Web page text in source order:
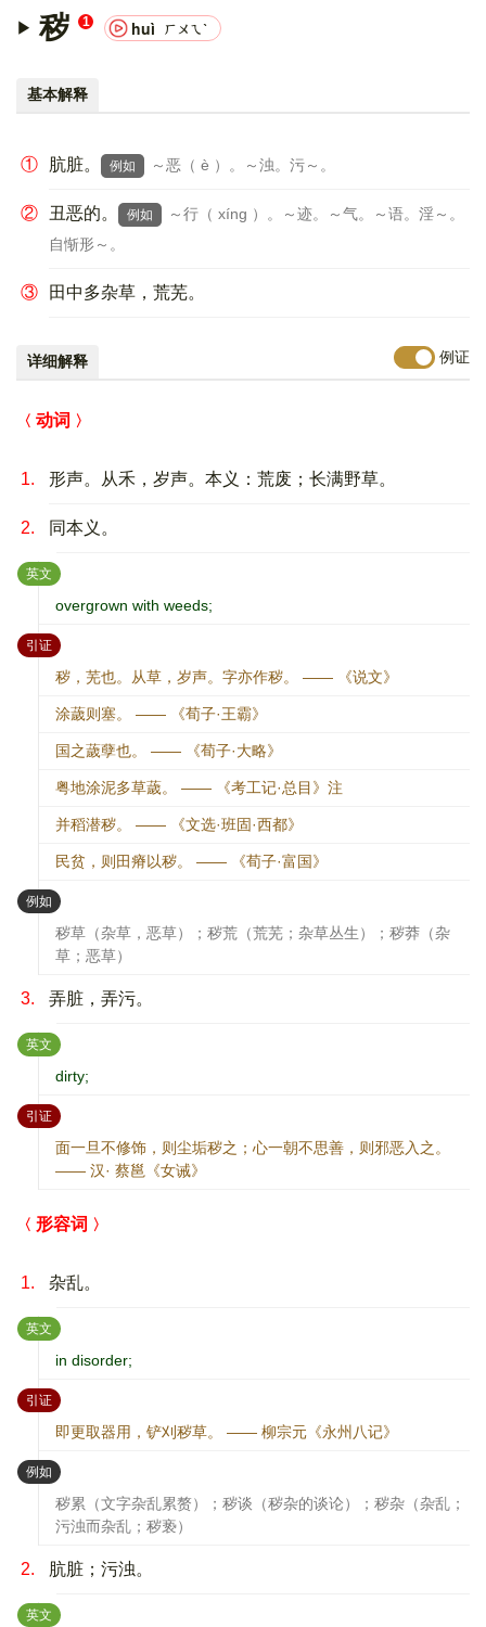
秽 1 huì ㄏㄨㄟˋ
基本解释
① 肮脏。 例如 ～恶（ è ）。～浊。污～。
② 丑恶的。 例如
～行（ xíng ）。～迹。～气。～语。淫～。
自惭形～。
③ 田中多杂草，荒芜。
详细解释 例证
动词
1. 形声。从禾，岁声。本义：荒废；长满野草。
2. 同本义。
英文 ：
overgrown with weeds;
引证：
秽，芜也。从草，岁声。字亦作秽。 —— 《说文》
涂薉则塞。 —— 《荀子·王霸》
国之薉孽也。 —— 《荀子·大略》
粤地涂泥多草薉。 —— 《考工记·总目》注
并稻潜秽。 —— 《文选·班固·西都》
民贫，则田瘠以秽。 —— 《荀子·富国》
例如 ：
秽草（杂草，恶草）；秽荒（荒芜；杂草丛生）；秽莽（杂
草；恶草）
3. 弄脏，弄污。
英文 ：
dirty;
引证：
面一旦不修饰，则尘垢秽之；心一朝不思善，则邪恶入之。
—— 汉· 蔡邕《女诫》
形容词
1. 杂乱。
英文 ：
in disorder;
引证：
即更取器用，铲刈秽草。 —— 柳宗元《永州八记》
例如 ：
秽累（文字杂乱累赘）；秽谈（秽杂的谈论）；秽杂（杂乱；
污浊而杂乱；秽亵）
2. 肮脏；污浊。
英文 ：